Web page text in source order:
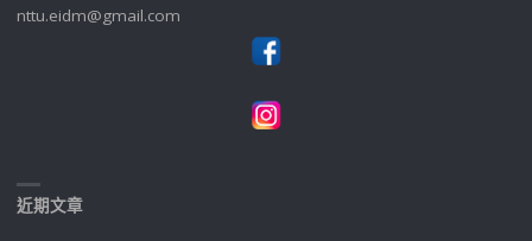
nttu.eidm@gmail.com
近期文章